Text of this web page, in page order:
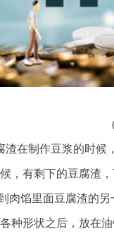
渣在制作豆浆的时
，有剩下的豆腐渣
肉馅里面豆腐渣的
种形状之后，放在